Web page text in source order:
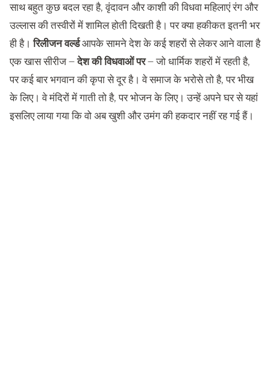
साथ बहुत कुछ बदल रहा है, वृंदावन और काशी की विधवा महिलाएं रंग और
उल्लास की तस्वीरों में शामिल होती दिखती है। पर क्या हकीकत इतनी भर
ही है।रिलीजन वर्ल्डआपके सामने देश के कई शहरों से लेकर आने वाला है
एक खास सीरीज –देश की विधवाओं पर– जो धार्मिक शहरों में रहती है,
पर कई बार भगवान की कृपा से दूर है। वे समाज के भरोसे तो है, पर भीख
के लिए। वे मंदिरों में गाती तो है, पर भोजन के लिए। उन्हें अपने घर से यहां
इसलिए लाया गया कि वो अब खुशी और उमंग की हकदार नहीं रह गई हैं।